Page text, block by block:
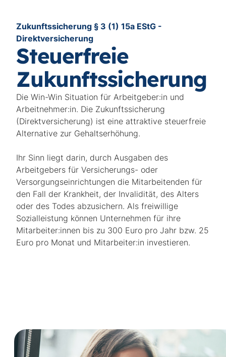
Zukunftssicherung § 3 (1) 15a EStG -
Direktversicherung
Steuerfreie
Zukunftssicherung
Die Win-Win Situation für Arbeitgeber:in und
Arbeitnehmer:in. Die Zukunftssicherung
(Direktversicherung) ist eine attraktive steuerfreie
Alternative zur Gehaltserhöhung.
Ihr Sinn liegt darin, durch Ausgaben des
Arbeitgebers für Versicherungs- oder
Versorgungseinrichtungen die Mitarbeitenden für
den Fall der Krankheit, der Invalidität, des Alters
oder des Todes abzusichern. Als freiwillige
Sozialleistung können Unternehmen für ihre
Mitarbeiter:innen bis zu 300 Euro pro Jahr bzw. 25
Euro pro Monat und Mitarbeiter:in investieren.